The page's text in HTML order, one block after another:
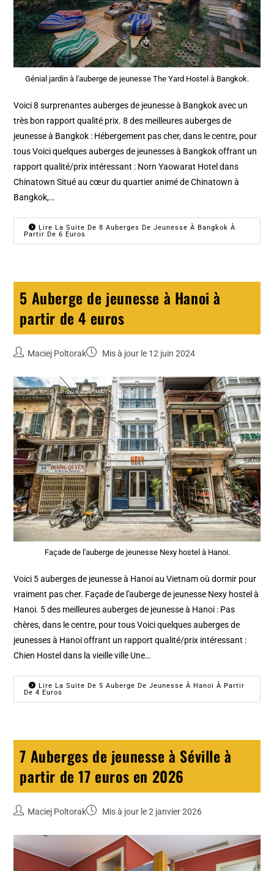
Génial jardin à l'auberge de jeunesse The Yard Hostel à Bangkok.
Voici 8 surprenantes auberges de jeunesse à Bangkok avec un
très bon rapport qualité prix. 8 des meilleures auberges de
jeunesse à Bangkok : Hébergement pas cher, dans le centre, pour
tous Voici quelques auberges de jeunesses à Bangkok offrant un
rapport qualité/prix intéressant : Norn Yaowarat Hotel dans
Chinatown Situé au cœur du quartier animé de Chinatown à
Bangkok,…
Lire La Suite De 8 Auberges De Jeunesse À Bangkok À
Partir De 6 Euros
5 Auberge de jeunesse à Hanoi à
partir de 4 euros
Maciej Poltorak Mis à jour le 12 juin 2024
Façade de l'auberge de jeunesse Nexy hostel à Hanoi.
Voici 5 auberges de jeunesse à Hanoi au Vietnam où dormir pour
vraiment pas cher. Façade de l'auberge de jeunesse Nexy hostel à
Hanoi. 5 des meilleures auberges de jeunesse à Hanoi : Pas
chères, dans le centre, pour tous Voici quelques auberges de
jeunesses à Hanoi offrant un rapport qualité/prix intéressant :
Chien Hostel dans la vieille ville Une…
Lire La Suite De 5 Auberge De Jeunesse À Hanoi À Partir
De 4 Euros
7 Auberges de jeunesse à Séville à
partir de 17 euros en 2026
Maciej Poltorak Mis à jour le 2 janvier 2026